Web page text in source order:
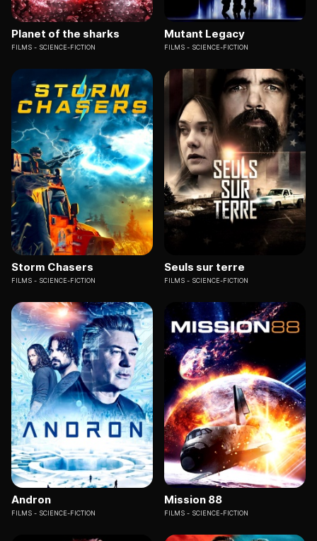
Planet of the sharks
FILMS SCIENCE-FICTION
Mutant Legacy
FILMS SCIENCE-FICTION
Storm Chasers
FILMS SCIENCE-FICTION
Seuls sur terre
FILMS SCIENCE-FICTION
Andron
FILMS SCIENCE-FICTION
Mission 88
FILMS SCIENCE-FICTION